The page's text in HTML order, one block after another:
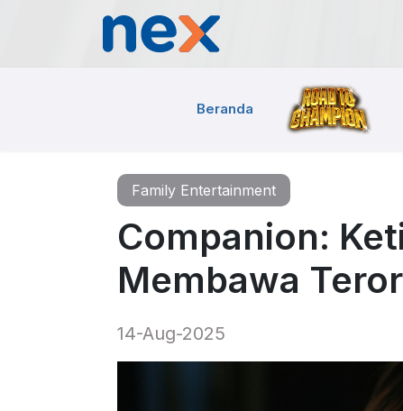
Beranda
Family Entertainment
Companion:
Membawa
14-Aug-2025